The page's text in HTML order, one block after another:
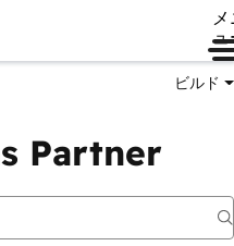
ュ
ビルド
Partner